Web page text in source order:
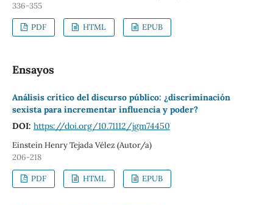
336-355
PDF HTML EPUB
Ensayos
Análisis crítico del discurso público: ¿discriminación
sexista para incrementar influencia y poder?
DOI: https://doi.org/10.71112/jgm74450
Einstein Henry Tejada Vélez (Autor/a)
206-218
PDF HTML EPUB